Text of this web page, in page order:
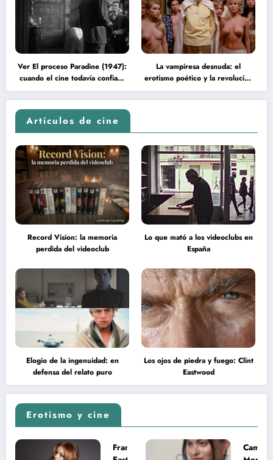
Ver El proceso Paradine (1947):
cuando el cine todavía confiaba
en la inteligencia del espectador
La vampiresa desnuda: el
erotismo poético y la revolución
psicodélica de Jean Rollin
Artículos de cine
Record Vision: la memoria
perdida del videoclub
Lo que mató a los videoclubs en
España
Elogio de la ingenuidad: en
defensa del relato puro
Los ojos de piedra y fuego: Clint
Eastwood
Erotismo y cine
Francesca
Camila